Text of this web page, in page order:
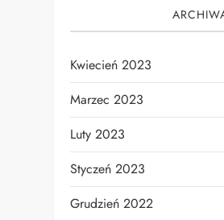
Kwiecień 2023
Marzec 2023
Luty 2023
Styczeń 2023
Grudzień 2022